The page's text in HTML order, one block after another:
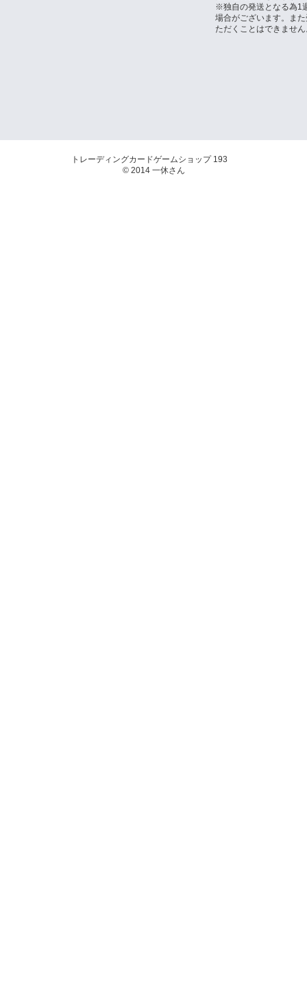
※独自の発送となる為1
場合がございます。ま
ただくことはできませ
トレーディングカードゲームショップ 193
© 2014 一休さん